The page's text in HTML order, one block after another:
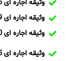
وثیقه اجاره ای 6 میلیاردی در رویدر
وثیقه اجاره ای 9 میلیاردی در رویدر
وثیقه اجاره ای 10 میلیاردی در رویدر
وثیقه اجاره ای 15 میلیاردی در رویدر